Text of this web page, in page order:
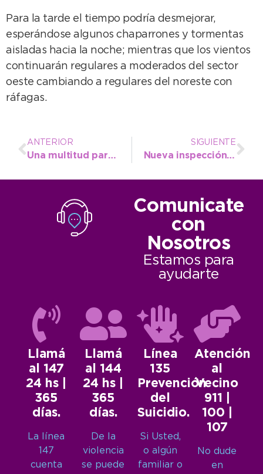
Para la tarde el tiempo podría desmejorar,
esperándose algunos chaparrones y tormentas
aisladas hacia la noche; mientras que los vientos
continuarán regulares a moderados del sector
oeste cambiando a regulares del noreste con
ráfagas.
ANTERIOR
Una multitud participó del cierre del 136º Aniversario de Necochea y cantó el feliz cumpleaños
SIGUIENTE
Nueva inspección obligatoria para los remises locales
Comunicate
con
Nosotros
Estamos para
ayudarte
Llamá
al 147
24 hs |
365
días.
La línea
147
cuenta
Llamá
al 144
24 hs |
365
días.
De la
violencia
se puede
Línea
135
Prevención
del
Suicidio.
Si Usted,
o algún
familiar o
Atención
al
Vecino
911 |
100 |
107
No dude
en